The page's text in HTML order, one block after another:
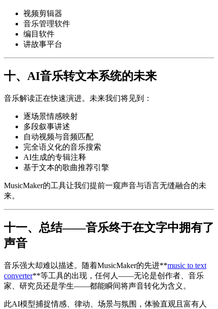
视频剪辑器
音乐管理软件
编目软件
讲故事平台
十、AI音乐转文本系统的未来
音乐解读正在快速演进。未来我们将见到：
逐场景情感映射
多段叙事讲述
自动视频与音频匹配
完全语义化的音乐搜索
AI生成的专辑注释
基于文本的歌曲推荐引擎
MusicMaker的工具让我们提前一窥声音与语言无缝融合的未
来。
十一、总结——音乐终于在文字中拥有了
声音
音乐强大却难以描述。随着MusicMaker的先进**music to text
converter**等工具的出现，任何人——无论是创作者、音乐
家、研究员还是学生——都能瞬间将声音转化为含义。
此AI模型捕捉情感、律动、场景与氛围，体验直观且富有人